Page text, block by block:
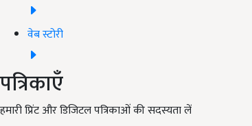
वेब स्टोरी
पत्रिकाएँ
हमारी प्रिंट और डिजिटल पत्रिकाओं की सदस्यता लें